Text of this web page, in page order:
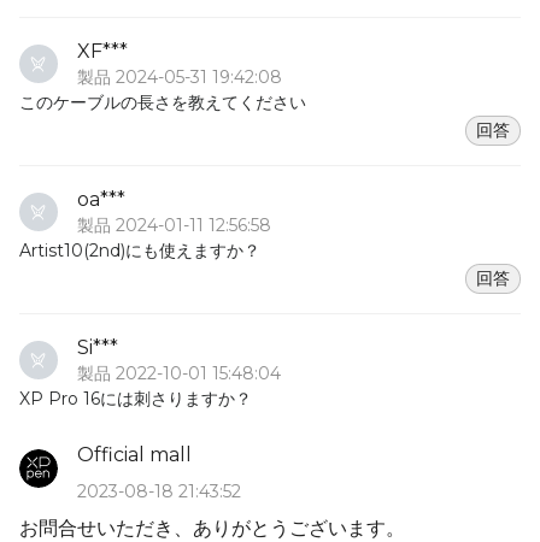
XF***
製品 2024-05-31 19:42:08
このケーブルの長さを教えてください
回答
oa***
製品 2024-01-11 12:56:58
Artist10(2nd)にも使えますか？
回答
Si***
製品 2022-10-01 15:48:04
XP Pro 16には刺さりますか？
Official mall
2023-08-18 21:43:52
お問合せいただき、ありがとうございます。